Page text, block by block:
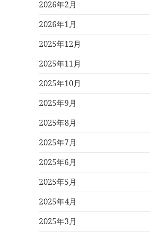
2026年2月
2026年1月
2025年12月
2025年11月
2025年10月
2025年9月
2025年8月
2025年7月
2025年6月
2025年5月
2025年4月
2025年3月